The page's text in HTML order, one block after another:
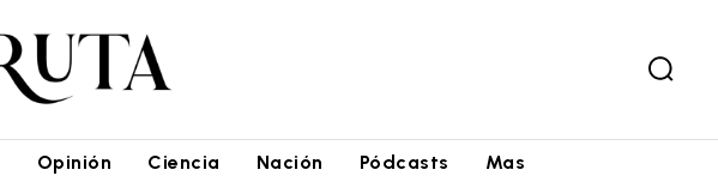
Opinión Ciencia Nación Pódcasts Mas